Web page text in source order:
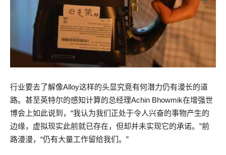
行业要去了解像Alloy这样的头显究竟有何潜力仍有漫长的道
路。甚至英特尔的感知计算的总经理Achin Bhowmik在增强世
博会上如此说到，“我认为我们正处于令人兴奋的事物产生的
边缘，虚拟现实此前就已存在，但却并未实现它的承诺。”前
路漫漫，“仍有大量工作留给我们。”